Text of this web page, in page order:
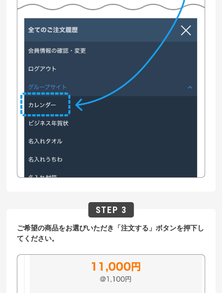
ご希望の商品をお選びいただき「注文する」ボタンを押下し
てください。